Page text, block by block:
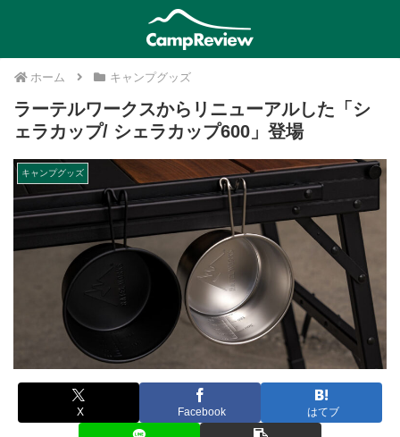
ホーム キャンプグッズ
ラーテルワークスからリニューアルした「シ
ェラカップ/ シェラカップ600」登場
キャンプグッズ
X Facebook はてブ